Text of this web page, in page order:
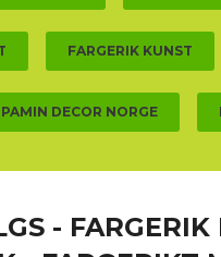
FARGERIK KUNST
DECOR NORGE
-